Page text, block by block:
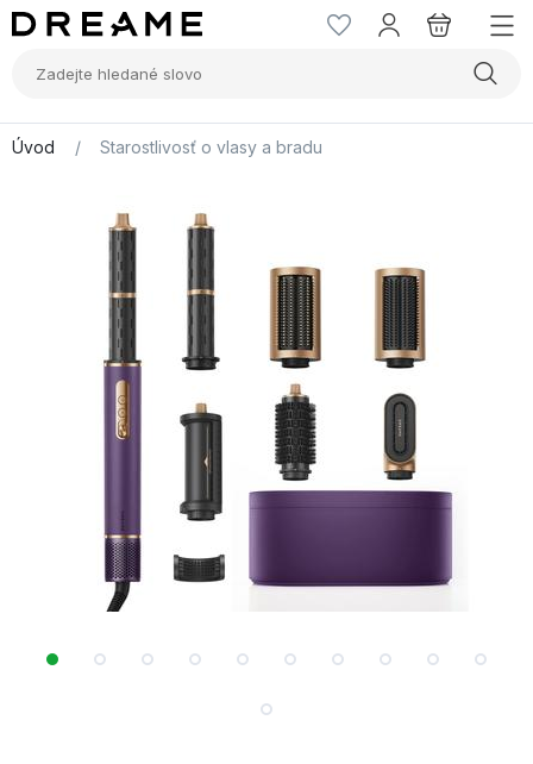
Úvod / Starostlivosť o vlasy a bradu